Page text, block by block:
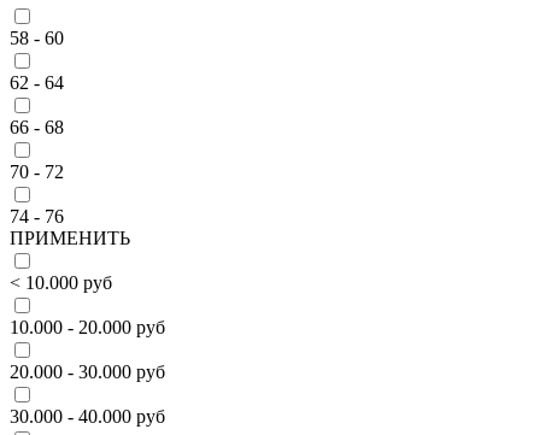
58 - 60
62 - 64
66 - 68
70 - 72
74 - 76
ПРИМЕНИТЬ
< 10.000 руб
10.000 - 20.000 руб
20.000 - 30.000 руб
30.000 - 40.000 руб